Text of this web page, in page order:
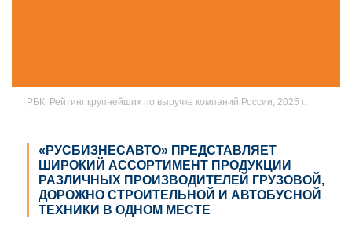
РБК, Рейтинг крупнейших по выручке компаний России, 2025 г.
«РУСБИЗНЕСАВТО» ПРЕДСТАВЛЯЕТ
ШИРОКИЙ АССОРТИМЕНТ ПРОДУКЦИИ
РАЗЛИЧНЫХ ПРОИЗВОДИТЕЛЕЙ ГРУЗОВОЙ,
ДОРОЖНО СТРОИТЕЛЬНОЙ И АВТОБУСНОЙ
ТЕХНИКИ В ОДНОМ МЕСТЕ